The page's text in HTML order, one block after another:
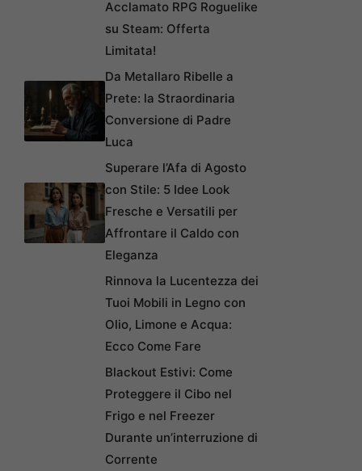
Acclamato RPG Roguelike
su Steam: Offerta
Limitata!
Da Metallaro Ribelle a
Prete: la Straordinaria
Conversione di Padre
Luca
Superare l’Afa di Agosto
con Stile: 5 Idee Look
Fresche e Versatili per
Affrontare il Caldo con
Eleganza
Rinnova la Lucentezza dei
Tuoi Mobili in Legno con
Olio, Limone e Acqua:
Ecco Come Fare
Blackout Estivi: Come
Proteggere il Cibo nel
Frigo e nel Freezer
Durante un’interruzione di
Corrente